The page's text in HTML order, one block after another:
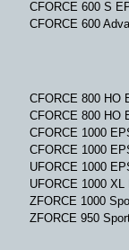
CFORCE 600 S
CFORCE 600
CFORCE 800 HO
CFORCE 800 HO
CFORCE 1000
CFORCE 1000
UFORCE 1000
UFORCE 1000 XL
ZFORCE 1000
ZFORCE 950